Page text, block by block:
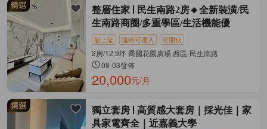
整層住家
民生南路2房🔸全新裝潢/民
生南路商圈/多重學區/生活機能優
新上架 隨時可遷入 可開伙
2房/12.9坪 喬國花園廣場 西區-民生南路
08-03發佈
20,000元/月
獨立套房
高質感大套房｜採光佳｜家
具家電齊全｜近嘉義大學